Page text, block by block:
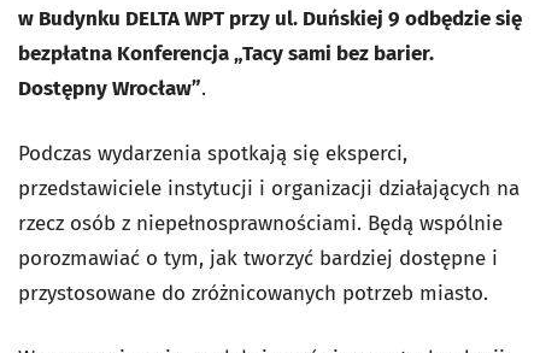
w Budynku DELTA WPT przy ul. Duńskiej 9 odbędzie się
bezpłatna Konferencja „Tacy sami bez barier.
Dostępny Wrocław”.
Podczas wydarzenia spotkają się eksperci,
przedstawiciele instytucji i organizacji działających na
rzecz osób z niepełnosprawnościami. Będą wspólnie
porozmawiać o tym, jak tworzyć bardziej dostępne i
przystosowane do zróżnicowanych potrzeb miasto.